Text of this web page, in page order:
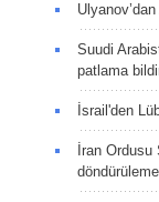
Suudi
patlama
İsrail'den
İran